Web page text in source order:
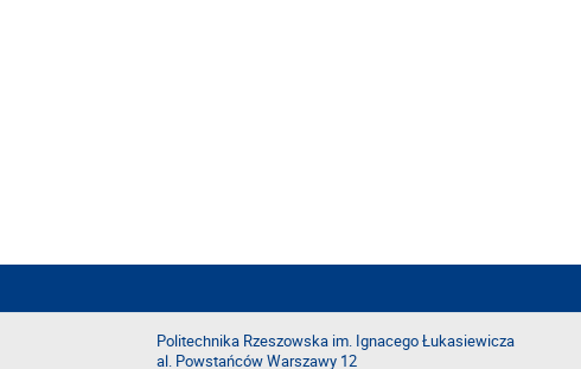
Politechnika Rzeszowska im. Ignacego Łukasiewicza
al. Powstańców Warszawy 12